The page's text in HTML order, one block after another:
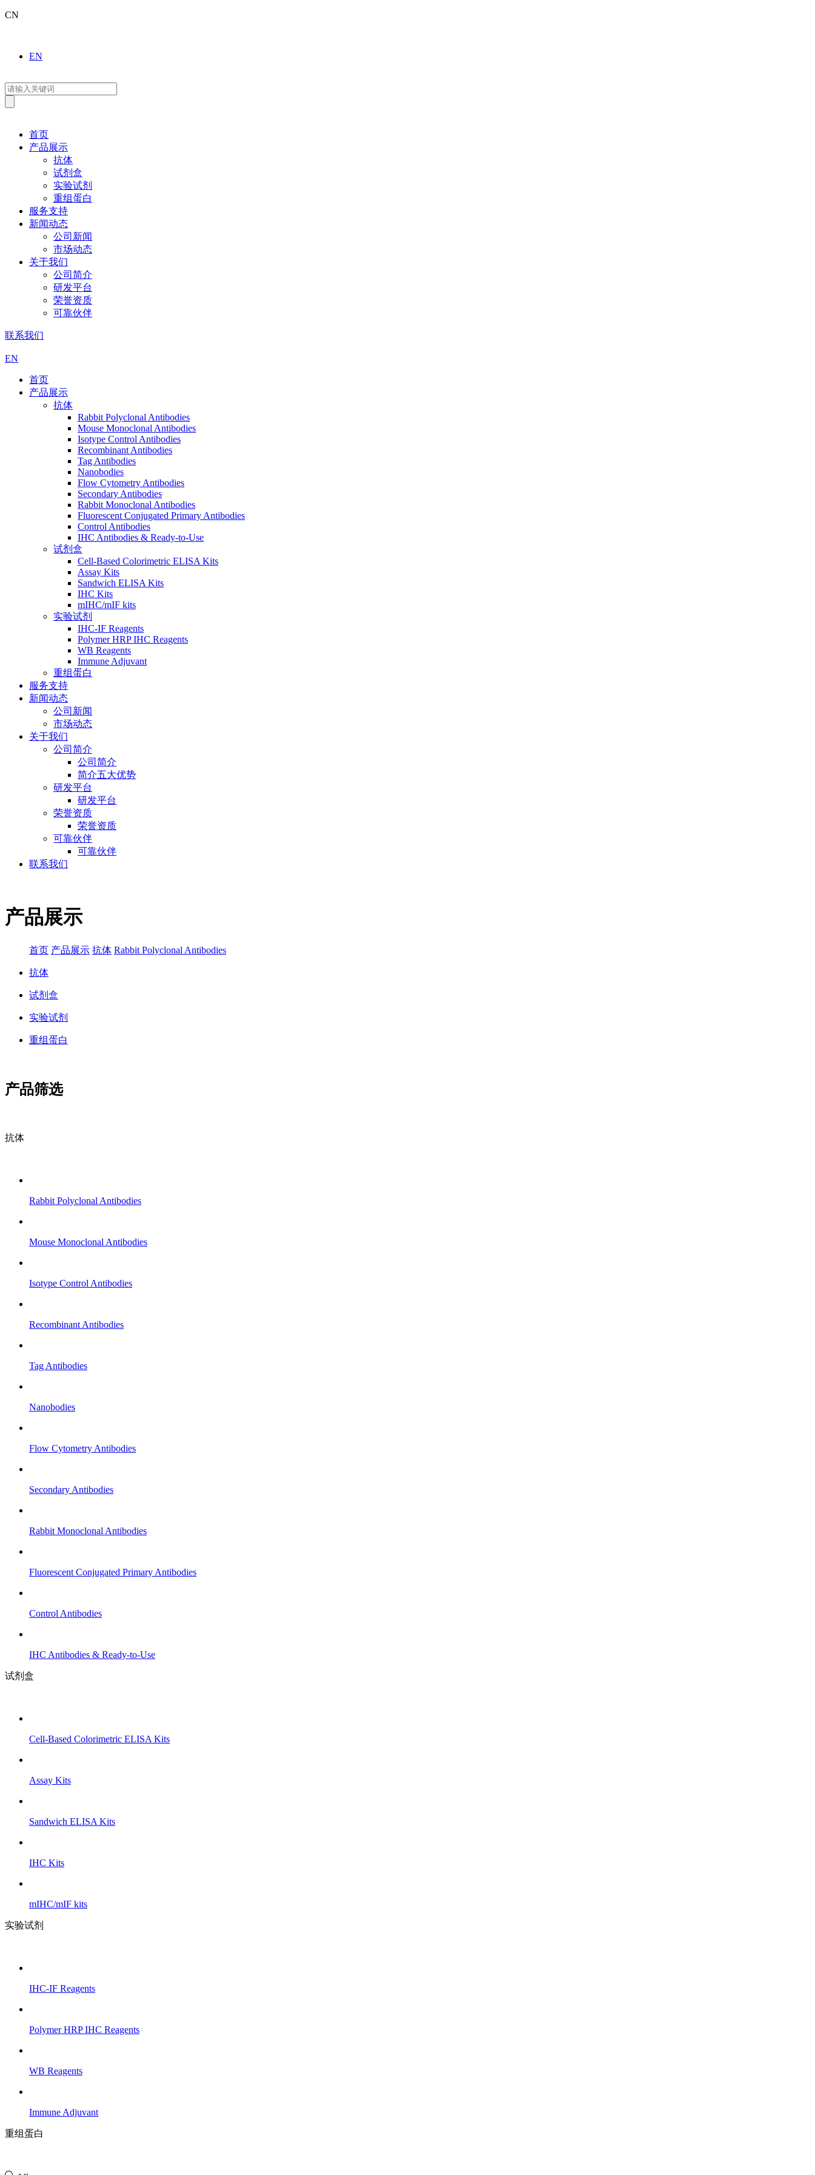
CN
EN
首页
产品展示
抗体
试剂盒
实验试剂
重组蛋白
服务支持
新闻动态
公司新闻
市场动态
关于我们
公司简介
研发平台
荣誉资质
可靠伙伴
联系我们
EN
首页
产品展示
抗体
Rabbit Polyclonal Antibodies
Mouse Monoclonal Antibodies
Isotype Control Antibodies
Recombinant Antibodies
Tag Antibodies
Nanobodies
Flow Cytometry Antibodies
Secondary Antibodies
Rabbit Monoclonal Antibodies
Fluorescent Conjugated Primary Antibodies
Control Antibodies
IHC Antibodies & Ready-to-Use
试剂盒
Cell-Based Colorimetric ELISA Kits
Assay Kits
Sandwich ELISA Kits
IHC Kits
mIHC/mIF kits
实验试剂
IHC-IF Reagents
Polymer HRP IHC Reagents
WB Reagents
Immune Adjuvant
重组蛋白
服务支持
新闻动态
公司新闻
市场动态
关于我们
公司简介
公司简介
简介五大优势
研发平台
研发平台
荣誉资质
荣誉资质
可靠伙伴
可靠伙伴
联系我们
产品展示
首页 产品展示 抗体 Rabbit Polyclonal Antibodies
抗体
试剂盒
实验试剂
重组蛋白
产品筛选
抗体
Rabbit Polyclonal Antibodies
Mouse Monoclonal Antibodies
Isotype Control Antibodies
Recombinant Antibodies
Tag Antibodies
Nanobodies
Flow Cytometry Antibodies
Secondary Antibodies
Rabbit Monoclonal Antibodies
Fluorescent Conjugated Primary Antibodies
Control Antibodies
IHC Antibodies & Ready-to-Use
试剂盒
Cell-Based Colorimetric ELISA Kits
Assay Kits
Sandwich ELISA Kits
IHC Kits
mIHC/mIF kits
实验试剂
IHC-IF Reagents
Polymer HRP IHC Reagents
WB Reagents
Immune Adjuvant
重组蛋白